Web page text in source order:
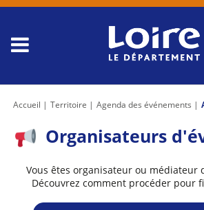
Accueil Territoire Agenda des événements
Organisateurs
Vous êtes organisateur ou médiateur
Découvrez comment procéder pour